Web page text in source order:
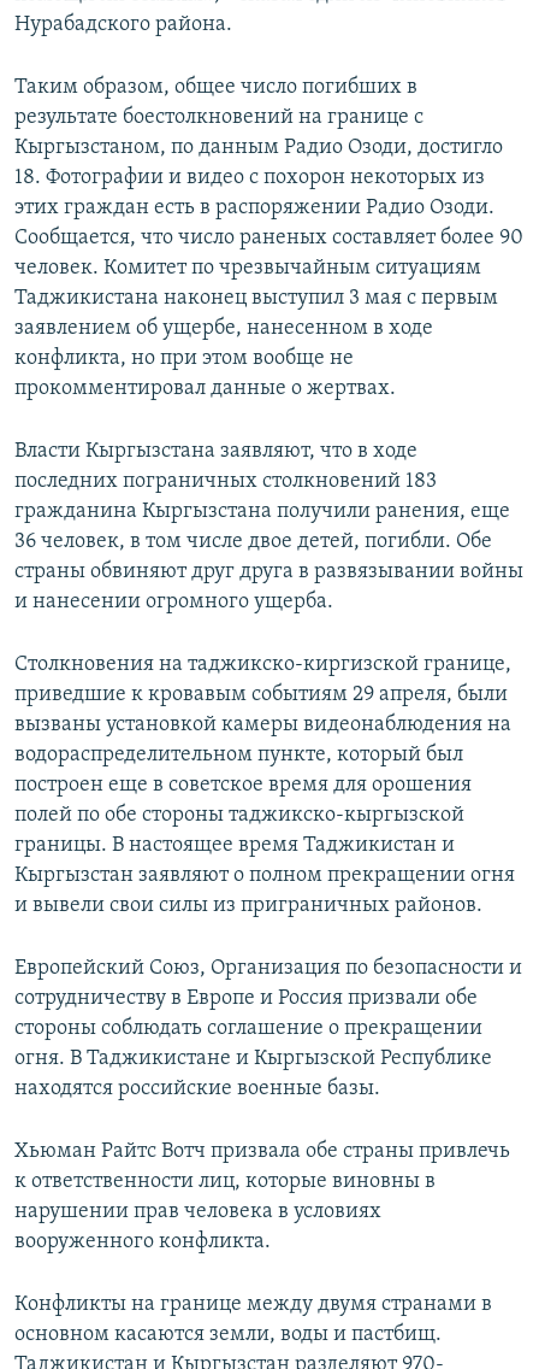
Нурабадского района.
Таким образом, общее число погибших в
результате боестолкновений на границе с
Кыргызстаном, по данным Радио Озоди, достигло
18. Фотографии и видео с похорон некоторых из
этих граждан есть в распоряжении Радио Озоди.
Сообщается, что число раненых составляет более 90
человек. Комитет по чрезвычайным ситуациям
Таджикистана наконец выступил 3 мая с первым
заявлением об ущербе, нанесенном в ходе
конфликта, но при этом вообще не
прокомментировал данные о жертвах.
Власти Кыргызстана заявляют, что в ходе
последних пограничных столкновений 183
гражданина Кыргызстана получили ранения, еще
36 человек, в том числе двое детей, погибли. Обе
страны обвиняют друг друга в развязывании войны
и нанесении огромного ущерба.
Столкновения на таджикско-киргизской границе,
приведшие к кровавым событиям 29 апреля, были
вызваны установкой камеры видеонаблюдения на
водораспределительном пункте, который был
построен еще в советское время для орошения
полей по обе стороны таджикско-кыргызской
границы. В настоящее время Таджикистан и
Кыргызстан заявляют о полном прекращении огня
и вывели свои силы из приграничных районов.
Европейский Союз, Организация по безопасности и
сотрудничеству в Европе и Россия призвали обе
стороны соблюдать соглашение о прекращении
огня. В Таджикистане и Кыргызской Республике
находятся российские военные базы.
Хьюман Райтс Вотч призвала обе страны привлечь
к ответственности лиц, которые виновны в
нарушении прав человека в условиях
вооруженного конфликта.
Конфликты на границе между двумя странами в
основном касаются земли, воды и пастбищ.